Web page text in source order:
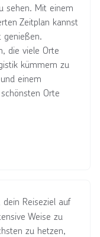
sehen. Mit einem
Zeitplan kannst
genießen.
die viele Orte
kümmern zu
einem
Orte
Reiseziel auf
Weise zu
zu hetzen,